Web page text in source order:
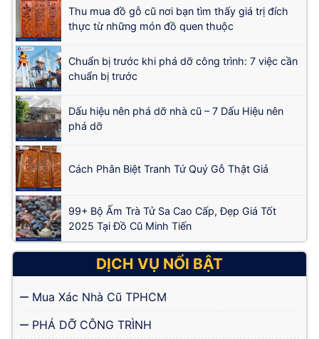
Thu mua đồ gỗ cũ nơi bạn tìm thấy giá trị đích
thực từ những món đồ quen thuộc
Chuẩn bị trước khi phá dỡ công trình: 7 việc cần
chuẩn bị trước
Dấu hiệu nên phá dỡ nhà cũ – 7 Dấu Hiệu nên
phá dỡ
Cách Phân Biệt Tranh Tứ Quý Gỗ Thật Giả
99+ Bộ Ấm Trà Tử Sa Cao Cấp, Đẹp Giá Tốt
2025 Tại Đồ Cũ Minh Tiến
DỊCH VỤ NỔI BẬT
Mua Xác Nhà Cũ TPHCM
PHÁ DỠ CÔNG TRÌNH